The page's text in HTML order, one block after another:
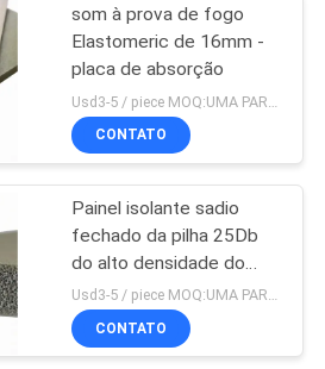
do
espuma
23
som à prova de fogo
Elastomeric de 16mm -
placa de absorção
CONTATO
Painel isolante sadio
fechado da pilha 25Db
do alto densidade do
OEM
Usd3-5 / piece MOQ:UMA PARTE
CONTATO